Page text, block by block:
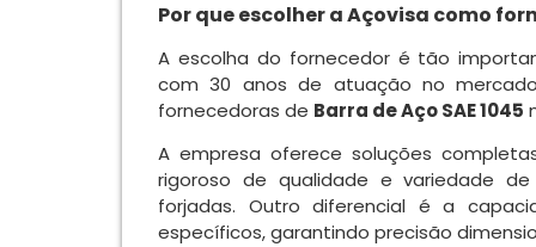
Por que escolher a Açovisa como
A escolha do fornecedor é tão
com 30 anos de atuação no
fornecedoras de Barra de Aço SAE 1045
A empresa oferece soluções
rigoroso de qualidade e variedade
forjadas. Outro diferencial é a
específicos, garantindo precisão